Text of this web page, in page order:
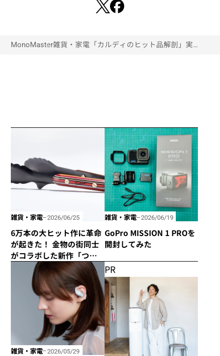
MonoMaster雑貨・家電 「カルディのヒット品解剖」実はみ
雑貨・家電 2026/06/25
6万本の大ヒット作に革命
が起きた！ 金物の街同士
がコラボした新作「つか
みのトング」が登場！
雑貨・家電 2026/06/19
GoPro MISSION 1 PROを
開封してみた
雑貨・家電 2026/05/29
PR